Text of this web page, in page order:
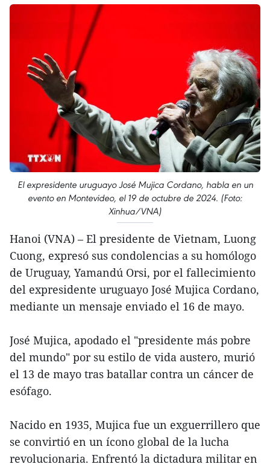
El expresidente uruguayo José Mujica Cordano, habla en un
evento en Montevideo, el 19 de octubre de 2024. (Foto:
Xinhua/VNA)
Hanoi (VNA) – El presidente de Vietnam, Luong
Cuong, expresó sus condolencias a su homólogo
de Uruguay, Yamandú Orsi, por el fallecimiento
del expresidente uruguayo José Mujica Cordano,
mediante un mensaje enviado el 16 de mayo.
José Mujica, apodado el "presidente más pobre
del mundo" por su estilo de vida austero, murió
el 13 de mayo tras batallar contra un cáncer de
esófago.
Nacido en 1935, Mujica fue un exguerrillero que
se convirtió en un ícono global de la lucha
revolucionaria. Enfrentó la dictadura militar en